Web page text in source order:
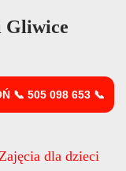
Gliwice
📞 505 098 653 📞
Zajęcia dla dzieci